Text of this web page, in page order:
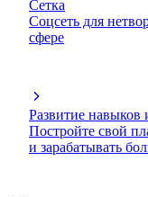
Сетка
Соцсеть для
сфере
Развитие навыков
Постройте свой
и зарабатывать